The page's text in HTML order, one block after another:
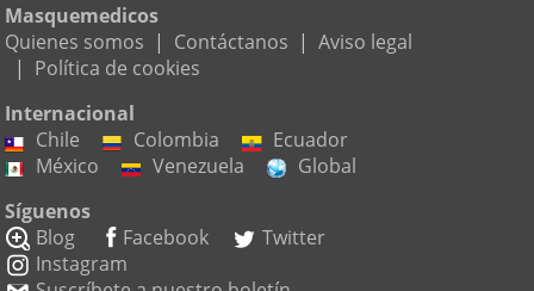
Masquemedicos
Quienes somos | Contáctanos | Aviso legal
| Política de cookies
Internacional
Chile
Colombia
Ecuador
México
Venezuela
Global
Síguenos
Blog
Facebook
Twitter
Instagram